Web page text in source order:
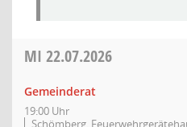
MI 22.07.2026
Gemeinderat
19:00 Uhr
Schömberg,